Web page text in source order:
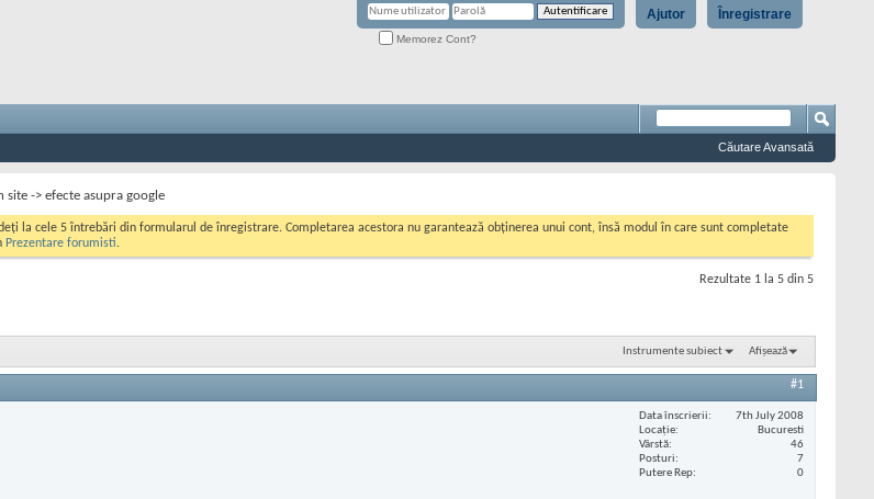
Înregistrare
Ajutor
Memorez Cont?
Căutare Avansată
-> efecte asupra google
la cele 5 întrebări din formularul de înregistrare. Completarea acestora nu garantează obținerea unui cont, însă modul în care sunt completate
Prezentare forumisti.
Rezultate 1 la 5 din 5
Instrumente subiect Afișează
#1
Data înscrierii
7th July 2008
Locaţie
Bucuresti
Vârstă
46
Posturi
7
Putere Rep
0